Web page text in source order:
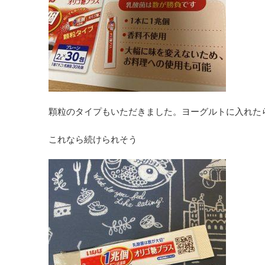
顆粒のタイプもいただきました。ヨーグルトに入れ
これなら続けられそう